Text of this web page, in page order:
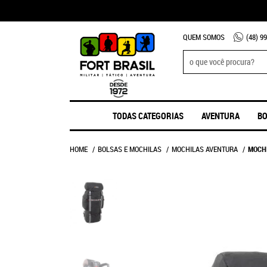
QUEM SOMOS (48)
TODAS CATEGORIAS AVENTURA
HOME BOLSAS E MOCHILAS MOCHILAS AVENTURA